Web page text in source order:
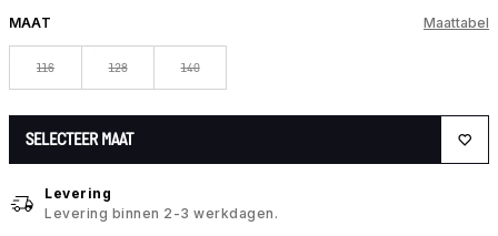
MAAT Maattabel
116 128 140
SELECTEER MAAT
Levering
Levering binnen 2-3 werkdagen.